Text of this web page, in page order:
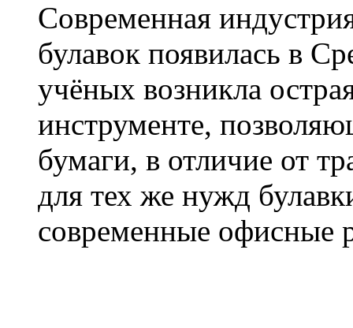
Современная
булавок появилась в
учёных возникла
инструменте,
бумаги, в отличие от
для тех же нужд
современные офисные